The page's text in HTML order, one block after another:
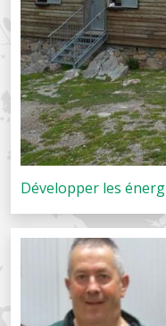
Développer les